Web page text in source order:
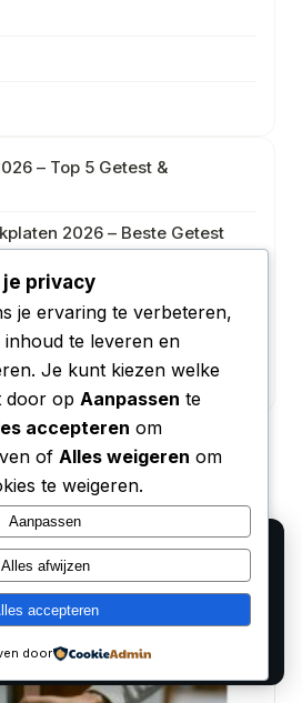
– Top 5 Getest &
2026 – Beste Getest
2026 – Top 5 Getest
van 2026 – Top 5 Getest
Oordopjes 2026 – Top 5
voor analyse en om onze
Amazon) hun verkopen te
privacy beleid.
functioneel
privacy
je ervaring te verbeteren,
inhoud te leveren en
Je kunt kiezen welke
door op Aanpassen te
accepteren om
of Alles weigeren om
te weigeren.
Aanpassen
Alles afwijzen
accepteren
door